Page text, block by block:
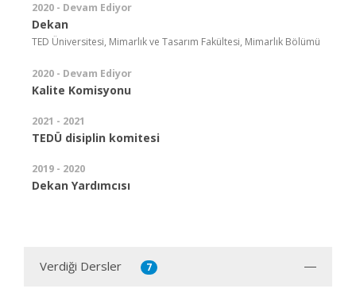
2020 - Devam Ediyor
Dekan
TED Üniversitesi, Mimarlık ve Tasarım Fakültesi, Mimarlık Bölümü
2020 - Devam Ediyor
Kalite Komisyonu
2021 - 2021
TEDÜ disiplin komitesi
2019 - 2020
Dekan Yardımcısı
Verdiği Dersler 7